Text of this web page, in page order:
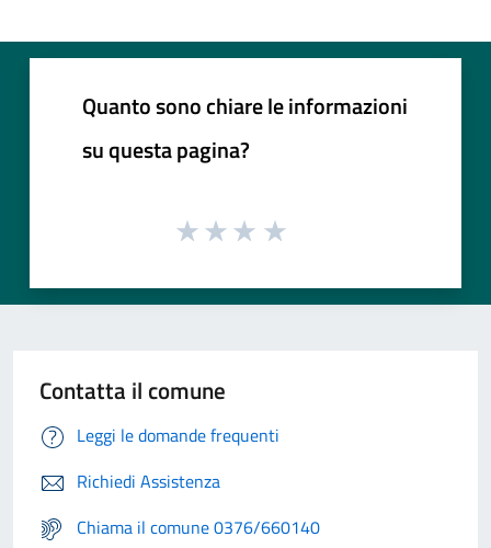
Quanto sono chiare le informazioni
su questa pagina?
Contatta il comune
Leggi le domande frequenti
Richiedi Assistenza
Chiama il comune 0376/660140